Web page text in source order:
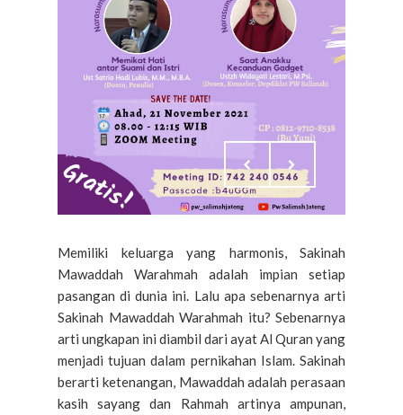
Memiliki keluarga yang harmonis, Sakinah
Mawaddah Warahmah adalah impian setiap
pasangan di dunia ini. Lalu apa sebenarnya arti
Sakinah Mawaddah Warahmah itu? Sebenarnya
arti ungkapan ini diambil dari ayat Al Quran yang
menjadi tujuan dalam pernikahan Islam. Sakinah
berarti ketenangan, Mawaddah adalah perasaan
kasih sayang dan Rahmah artinya ampunan,